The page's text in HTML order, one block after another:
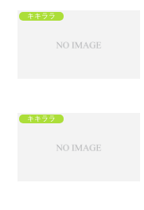
キキララ
キキララ